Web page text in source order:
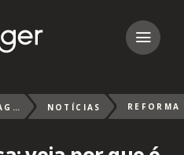
FINGER MAGAZIN NOTÍCIAS